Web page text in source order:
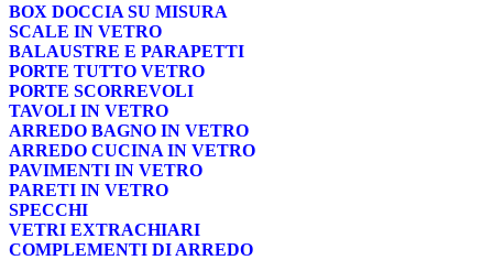
BOX DOCCIA SU MISURA
SCALE IN VETRO
BALAUSTRE E PARAPETTI
PORTE TUTTO VETRO
PORTE SCORREVOLI
TAVOLI IN VETRO
ARREDO BAGNO IN VETRO
ARREDO CUCINA IN VETRO
PAVIMENTI IN VETRO
PARETI IN VETRO
SPECCHI
VETRI EXTRACHIARI
COMPLEMENTI DI ARREDO